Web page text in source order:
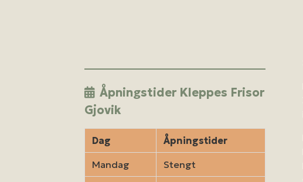
Åpningstider Kleppes Frisor
Gjovik
Dag Åpningstider
Mandag Stengt